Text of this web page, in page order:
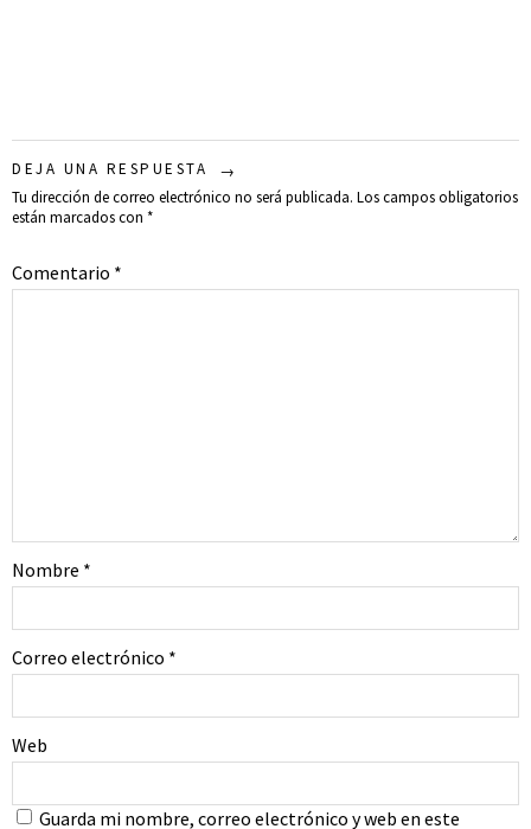
DEJA UNA RESPUESTA
Tu dirección de correo electrónico no será publicada. Los campos obligatorios
están marcados con *
Comentario *
Nombre *
Correo electrónico *
Web
Guarda mi nombre, correo electrónico y web en este